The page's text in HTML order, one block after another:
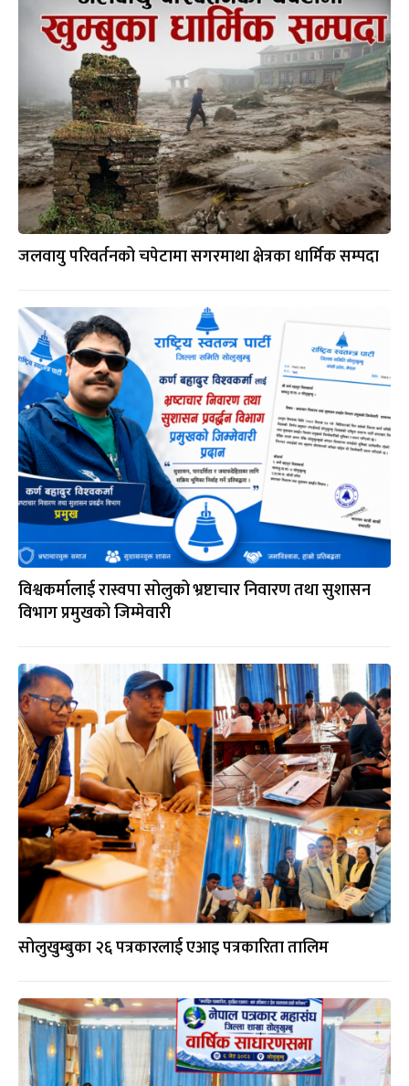
जलवायु परिवर्तनको चपेटामा सगरमाथा क्षेत्रका धार्मिक सम्पदा
विश्वकर्मालाई रास्वपा सोलुको भ्रष्टाचार निवारण तथा सुशासन
विभाग प्रमुखको जिम्मेवारी
सोलुखुम्बुका २६ पत्रकारलाई एआइ पत्रकारिता तालिम